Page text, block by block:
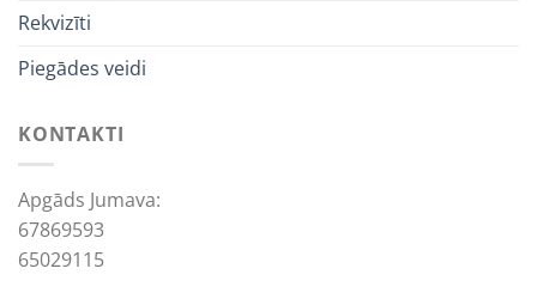
Rekvizīti
Piegādes veidi
KONTAKTI
Apgāds Jumava:
67869593
65029115